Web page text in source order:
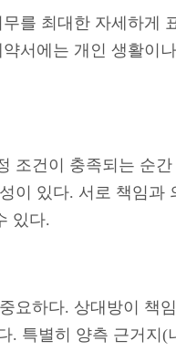
를 최대한 자세하게
서에는 개인 생활이
조건이 충족되는 순
이 있다. 서로 책임과
있다.
요하다. 상대방이 책
특별히 양측 근거지(